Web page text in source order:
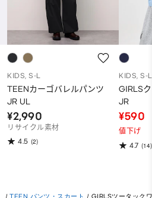
KIDS, S-L
TEENカーゴバレルパンツ
JR UL
¥2,990
リサイクル素材
4.5 (2)
KIDS, S-L
GIRLS
JR
¥590
値下げ
4.7 (14)
/ TEEN パンツ・スカート / GIRLSツータック